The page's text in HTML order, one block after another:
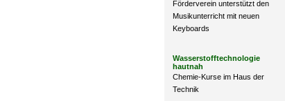
Förderverein unterstützt den
Musikunterricht mit neuen
Keyboards
Wasserstofftechnologie
hautnah
Chemie-Kurse im Haus der
Technik